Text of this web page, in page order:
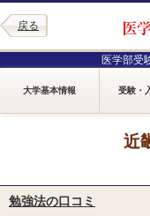
戻る
医学部受
大学基本情報 受験・
近
勉強法の口コミ